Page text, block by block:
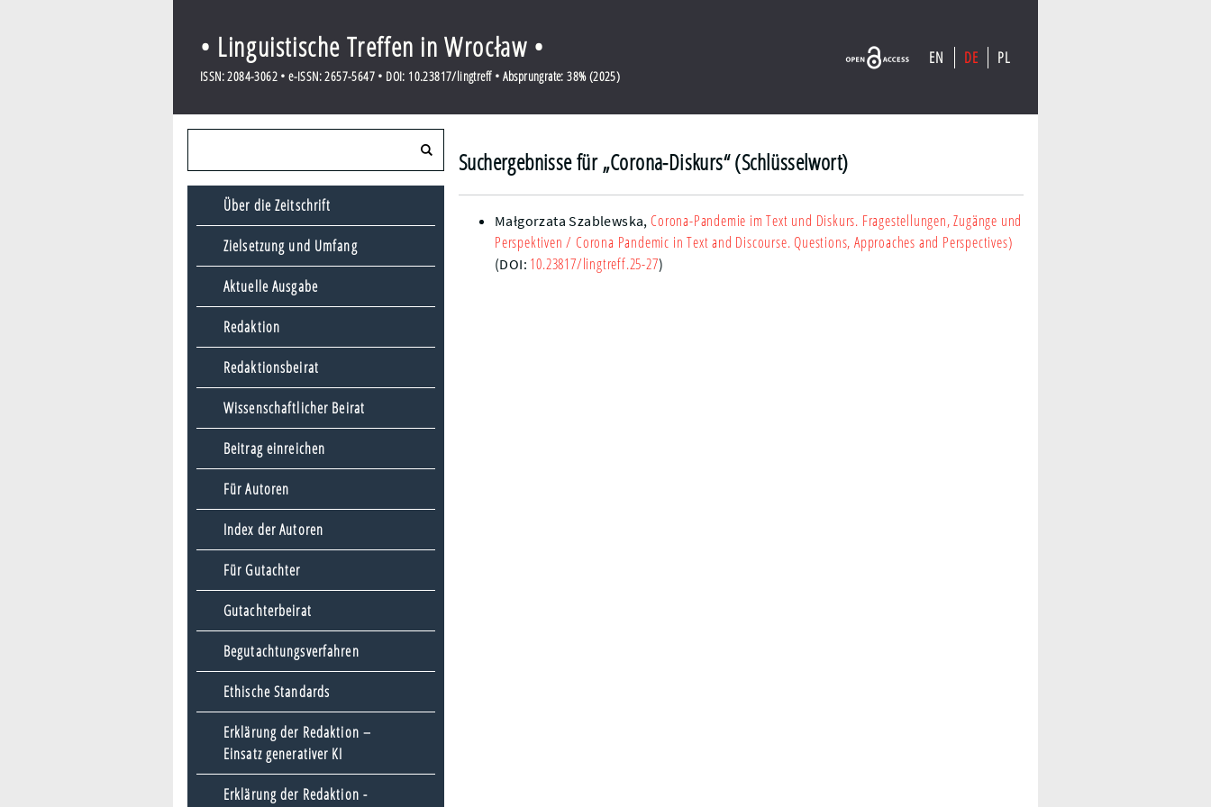
• Linguistische Treffen in Wrocław •
ISSN: 2084-3062 • e-ISSN: 2657-5647 • DOI: 10.23817/lingtreff • Absprungrate: 38% (2025)
EN DE PL
Über die Zeitschrift
Zielsetzung und Umfang
Aktuelle Ausgabe
Redaktion
Redaktionsbeirat
Wissenschaftlicher Beirat
Beitrag einreichen
Für Autoren
Index der Autoren
Für Gutachter
Gutachterbeirat
Begutachtungsverfahren
Ethische Standards
Erklärung der Redaktion –
Einsatz generativer KI
Erklärung der Redaktion -
Suchergebnisse für „Corona-Diskurs“ (Schlüsselwort)
Małgorzata Szablewska,Corona-Pandemie im Text und Diskurs. Fragestellungen, Zugänge und
Perspektiven / Corona Pandemic in Text and Discourse. Questions, Approaches and Perspectives)
(DOI: 10.23817/lingtreff.25-27)